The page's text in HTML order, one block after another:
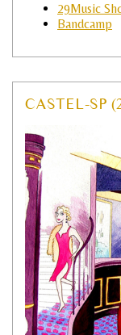
29Music
Bandcamp
CASTEL-SP